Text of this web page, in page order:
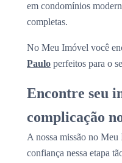
em condomínios
completas.
No Meu Imóvel você
Paulo perfeitos para o
Encontre seu
complicação
A nossa missão no
confiança nessa etapa